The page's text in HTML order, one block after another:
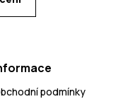
podmínky